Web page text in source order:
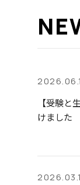
【受験と
けました